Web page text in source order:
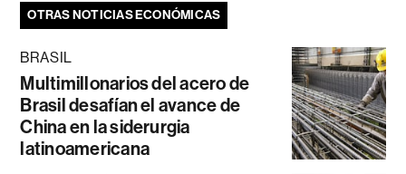
OTRAS NOTICIAS ECONÓMICAS
BRASIL
Multimillonarios del acero de
Brasil desafían el avance de
China en la siderurgia
latinoamericana